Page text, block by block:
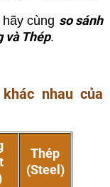
cùng so sánh
và Thép.
nhau của
Thép
(Steel)